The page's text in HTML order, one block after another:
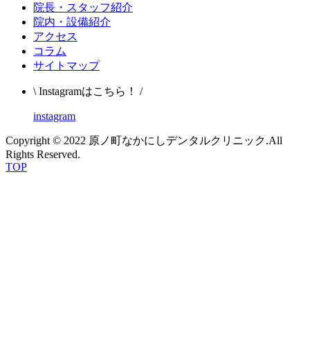
院長・スタッフ紹介
院内・設備紹介
アクセス
コラム
サイトマップ
\ Instagramはこちら！ /
instagram
Copyright © 2022 原ノ町なかにしデンタルクリニック.All
Rights Reserved.
TOP